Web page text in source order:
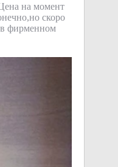
на момент
скоро
фирменном